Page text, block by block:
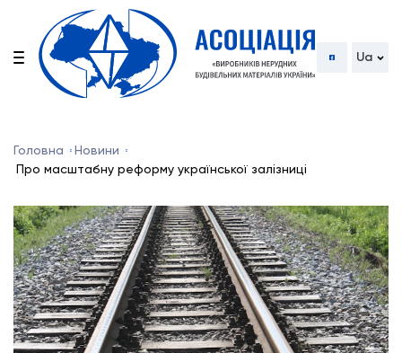
Ua
Головна
Новини
Про масштабну реформу української залізниці